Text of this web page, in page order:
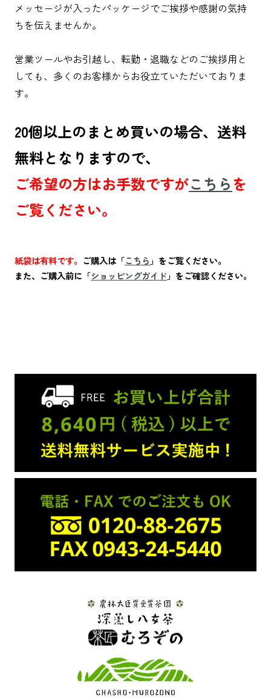
メッセージが入ったパッケージでご挨拶や感謝の気持
ちを伝えませんか。
営業ツールやお引越し、転勤・退職などのご挨拶用と
しても、多くのお客様からお役立ていただいておりま
す。
20個以上のまとめ買いの場合、送料
無料となりますので、
ご希望の方はお手数ですがこちらを
ご覧ください。
紙袋は有料です。 ご購入は「こちら 」をご覧ください。
また、ご購入前に「ショッピングガイド 」をご確認ください。